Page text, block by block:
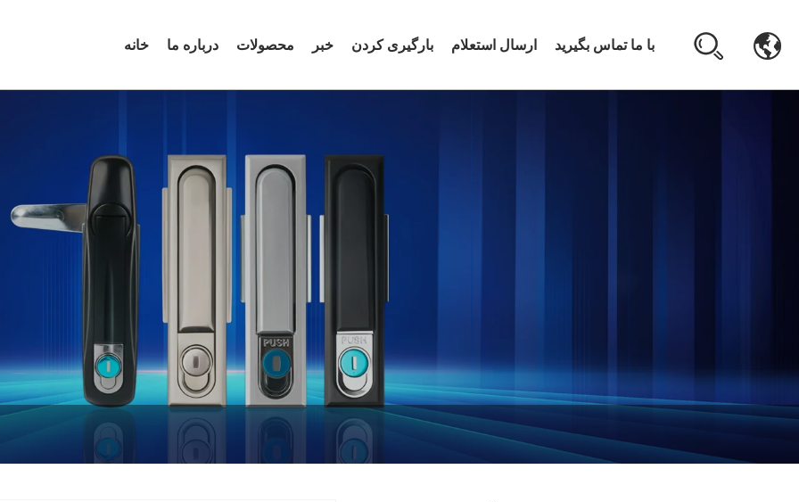
خانه درباره ما محصولات خبر بارگیری کردن ارسال استعلام با ما تماس بگیرید